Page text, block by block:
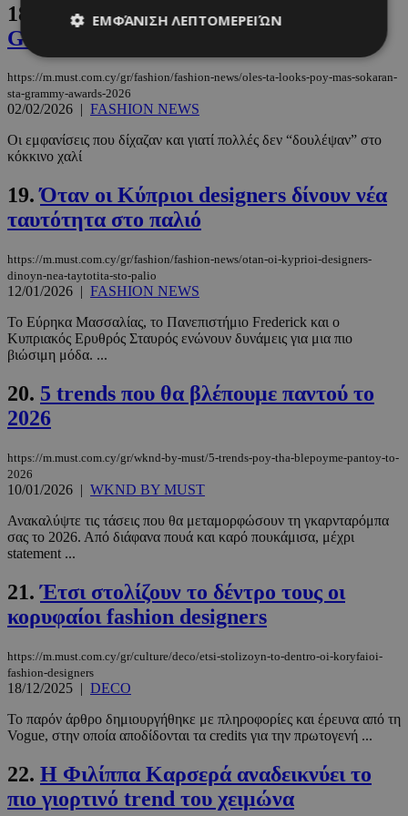
18.
Όλες τα looks που μας σόκαραν στα
Grammy Awards 2026
https://m.must.com.cy/gr/fashion/fashion-news/oles-ta-looks-poy-mas-sokaran-
sta-grammy-awards-2026
02/02/2026 | FASHION NEWS
Οι εμφανίσεις που δίχαζαν και γιατί πολλές δεν “δουλέψαν” στο
κόκκινο χαλί
19.Όταν οι Κύπριοι designers δίνουν νέα
ταυτότητα στο παλιό
https://m.must.com.cy/gr/fashion/fashion-news/otan-oi-kyprioi-designers-
dinoyn-nea-taytotita-sto-palio
12/01/2026 | FASHION NEWS
Το Εύρηκα Μασσαλίας, το Πανεπιστήμιο Frederick και ο
Κυπριακός Ερυθρός Σταυρός ενώνουν δυνάμεις για μια πιο
βιώσιμη μόδα. ...
20. 5 trends που θα βλέπουμε παντού το
2026
https://m.must.com.cy/gr/wknd-by-must/5-trends-poy-tha-blepoyme-pantoy-to-
2026
10/01/2026 | WKND BY MUST
Ανακαλύψτε τις τάσεις που θα μεταμορφώσουν τη γκαρνταρόμπα
σας το 2026. Από διάφανα πουά και καρό πουκάμισα, μέχρι
statement ...
21.Έτσι στολίζουν το δέντρο τους οι
κορυφαίοι fashion designers
https://m.must.com.cy/gr/culture/deco/etsi-stolizoyn-to-dentro-oi-koryfaioi-
fashion-designers
18/12/2025 | DECO
Το παρόν άρθρο δημιουργήθηκε με πληροφορίες και έρευνα από τη
Vogue, στην οποία αποδίδονται τα credits για την πρωτογενή ...
22. Η Φιλίππα Καρσερά αναδεικνύει το
πιο γιορτινό trend του χειμώνα
ΕΜΦΆΝΙΣΗ ΛΕΠΤΟΜΕΡΕΙΏΝ
Απολύτως απαραίτητα
Στόχευσης
Μη ταξινομημένα
βασικές λειτουργίες του ιστότοπου, όπως τη
σύνδεση χρήστη και τη διαχείριση λογαριασμού.
Ο ιστότοπος δεν μπορεί να χρησιμοποιηθεί σωστά
Ονοματεπώνυμο
Προμηθευτής/
Cloudflare Inc.
.twitter.com
__cf_bm
Cloudflare Inc.
.pexels.com
29 λεπτά
Privacy Policy